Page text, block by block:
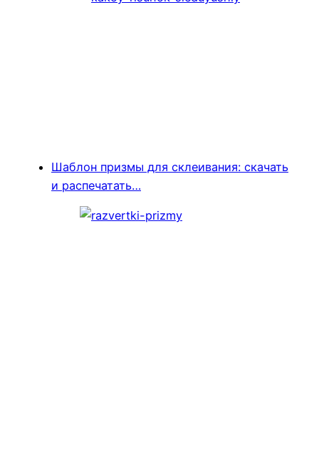
Шаблон призмы для склеивания: скачать
и распечатать…